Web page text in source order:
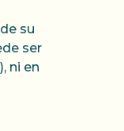
su
ser
ni en